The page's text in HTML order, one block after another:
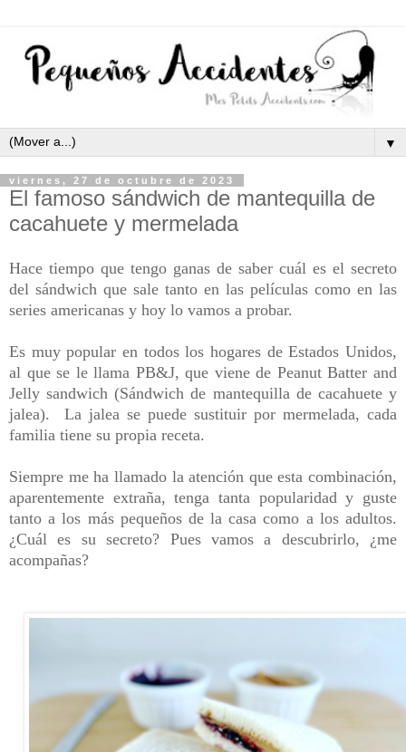
▼
viernes, 27 de octubre de 2023
El famoso sándwich de mantequilla de
cacahuete y mermelada
Hace tiempo que tengo ganas de saber cuál es el secreto
del sándwich que sale tanto en las películas como en las
series americanas y hoy lo vamos a probar.
Es muy popular en todos los hogares de Estados Unidos,
al que se le llama PB&J, que viene de Peanut Batter and
Jelly sandwich (Sándwich de mantequilla de cacahuete y
jalea). La jalea se puede sustituir por mermelada, cada
familia tiene su propia receta.
Siempre me ha llamado la atención que esta combinación,
aparentemente extraña, tenga tanta popularidad y guste
tanto a los más pequeños de la casa como a los adultos.
¿Cuál es su secreto? Pues vamos a descubrirlo, ¿me
acompañas?